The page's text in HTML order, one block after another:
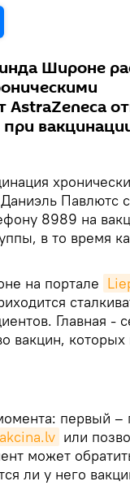
Широне
AstraZeneca
Павлютс
8989 на
в то время
на портале
Главная -
вакцин, которых
первый –
или
может
ли у него